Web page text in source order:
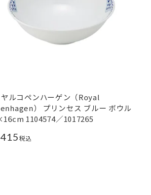
ヤルコペンハーゲン（Royal
） プリンセス ブルー ボウル
1104574／1017265
税込